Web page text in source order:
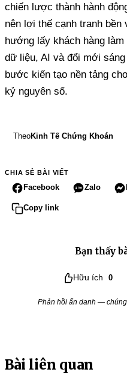
chiến lược thành hành
nên lợi thế cạnh tranh
hướng lấy khách hàng
dữ liệu, AI và đổi mới
bước kiến tạo nền tảng
kỷ nguyên số.
TheoKinh Tế Chứng Khoán
CHIA SẺ BÀI VIẾT
Facebook Zalo
Copy link
Bạn thấy
Hữu ích 0
Phản hồi ẩn danh —
Bài liên quan